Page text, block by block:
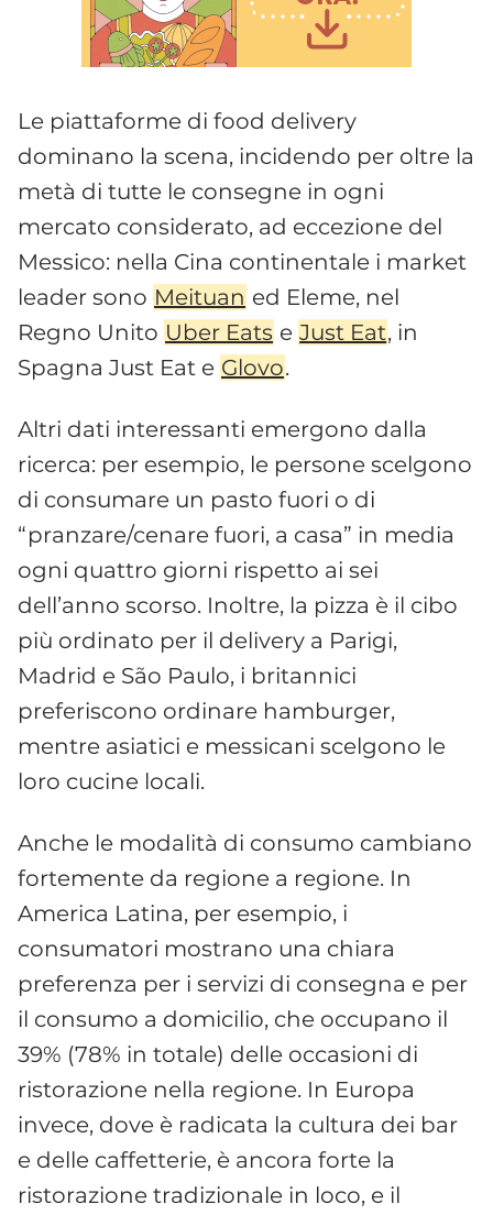
Le piattaforme di food delivery
dominano la scena, incidendo per oltre la
metà di tutte le consegne in ogni
mercato considerato, ad eccezione del
Messico: nella Cina continentale i market
leader sono Meituan ed Eleme, nel
Regno Unito Uber Eats e Just Eat, in
Spagna Just Eat e Glovo.
Altri dati interessanti emergono dalla
ricerca: per esempio, le persone scelgono
di consumare un pasto fuori o di
“pranzare/cenare fuori, a casa” in media
ogni quattro giorni rispetto ai sei
dell’anno scorso. Inoltre, la pizza è il cibo
più ordinato per il delivery a Parigi,
Madrid e São Paulo, i britannici
preferiscono ordinare hamburger,
mentre asiatici e messicani scelgono le
loro cucine locali.
Anche le modalità di consumo cambiano
fortemente da regione a regione. In
America Latina, per esempio, i
consumatori mostrano una chiara
preferenza per i servizi di consegna e per
il consumo a domicilio, che occupano il
39% (78% in totale) delle occasioni di
ristorazione nella regione. In Europa
invece, dove è radicata la cultura dei bar
e delle caffetterie, è ancora forte la
ristorazione tradizionale in loco, e il